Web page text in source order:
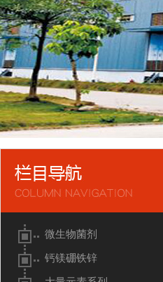
微生物菌剂
钙镁硼铁锌